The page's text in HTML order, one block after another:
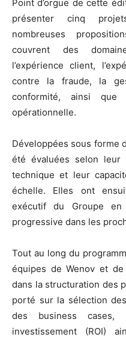
Point d’orgue de cette
présenter cinq
nombreuses
couvrent des
l’expérience client,
contre la fraude, la
conformité, ainsi que
opérationnelle.
Développées sous forme
été évaluées selon leur
technique et leur
échelle. Elles ont
exécutif du Groupe
progressive dans les
Tout au long du
équipes de Wenov et de
dans la structuration des
porté sur la sélection
des business cases,
investissement (ROI)